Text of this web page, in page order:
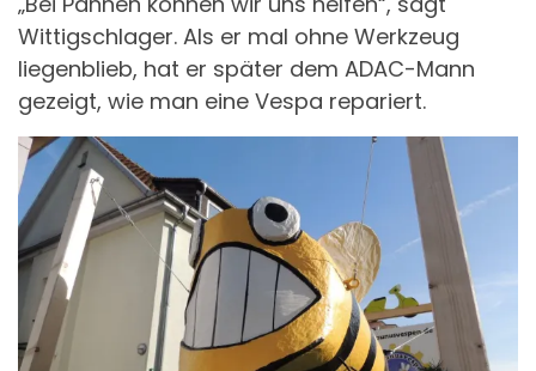
Wittigschlager. Als er mal ohne Werkzeug
liegenblieb, hat er später dem ADAC-Mann
gezeigt, wie man eine Vespa repariert.